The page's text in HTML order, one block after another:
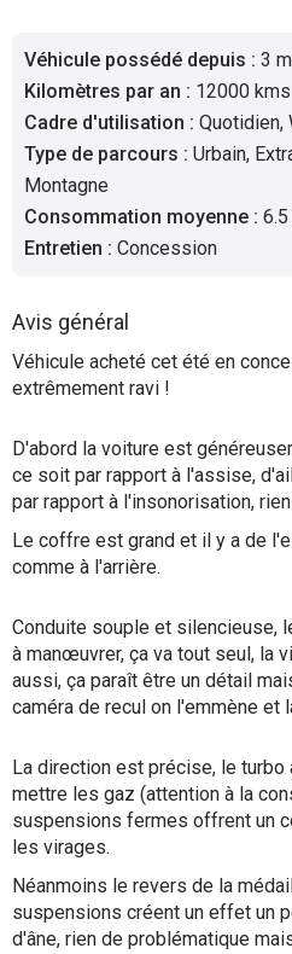
Flottes
Auto
Services
Forum
Marques
Véhicule possédé depuis : 3
Kilomètres par an : 12000 kms
Cadre d'utilisation : Quotidien,
Type de parcours : Urbain,
Montagne
Consommation moyenne :
Entretien : Concession
Avis général
Véhicule acheté cet été en
extrêmement ravi !
D'abord la voiture est
ce soit par rapport à l'assise,
par rapport à l'insonorisation,
Le coffre est grand et il y a de
comme à l'arrière.
Conduite souple et silencieuse,
à manœuvrer, ça va tout seul, la
aussi, ça paraît être un détail
caméra de recul on l'emmène et
La direction est précise, le turbo
mettre les gaz (attention à la
suspensions fermes offrent un
les virages.
Néanmoins le revers de la
suspensions créent un effet un
d'âne, rien de problématique